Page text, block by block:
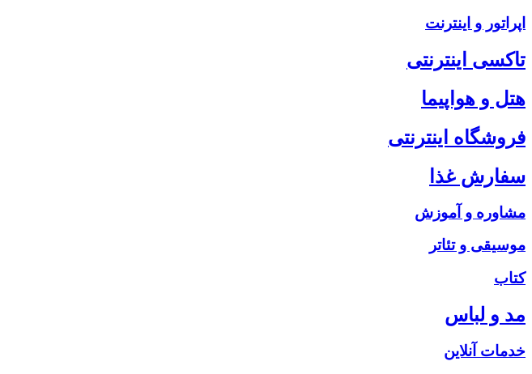
اپراتور و اینترنت
تاکسی اینترنتی
هتل و هواپیما
فروشگاه اینترنتی
سفارش غذا
مشاوره و آموزش
موسیقی و تئاتر
کتاب
مد و لباس
خدمات آنلاین